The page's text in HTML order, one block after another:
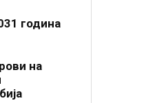
година
на